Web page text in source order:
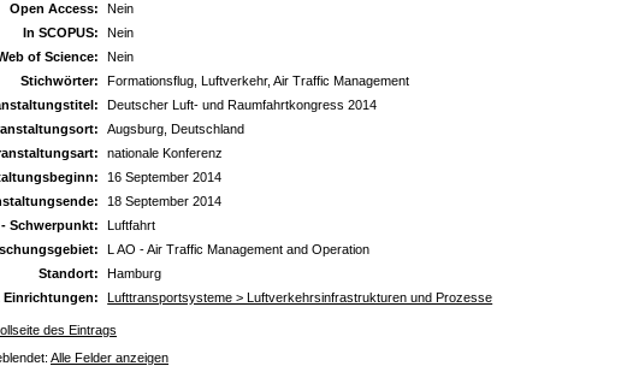
Open Access:
Nein
In SCOPUS:
Nein
of Science:
Nein
Stichwörter:
Formationsflug, Luftverkehr, Air Traffic Management
Deutscher Luft- und Raumfahrtkongress 2014
Augsburg, Deutschland
nationale Konferenz
16 September 2014
18 September 2014
Schwerpunkt:
Luftfahrt
L AO - Air Traffic Management and Operation
Standort:
Hamburg
Lufttransportsysteme > Luftverkehrsinfrastrukturen und Prozesse
des Eintrags
Alle Felder anzeigen